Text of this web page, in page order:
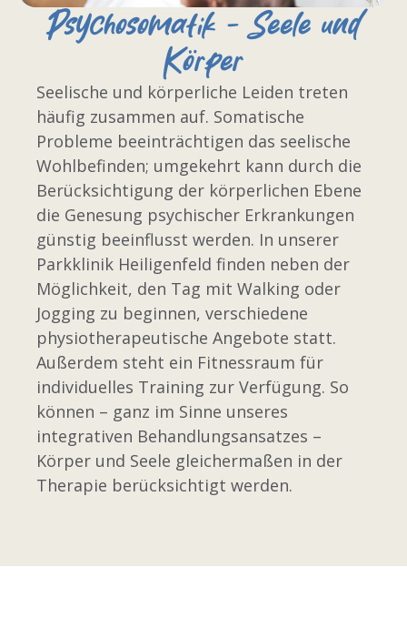
Psychosomatik - Seele und
Körper
Seelische und körperliche Leiden treten
häufig zusammen auf. Somatische
Probleme beeinträchtigen das seelische
Wohlbefinden; umgekehrt kann durch die
Berücksichtigung der körperlichen Ebene
die Genesung psychischer Erkrankungen
günstig beeinflusst werden. In unserer
Parkklinik Heiligenfeld finden neben der
Möglichkeit, den Tag mit Walking oder
Jogging zu beginnen, verschiedene
physiotherapeutische Angebote statt.
Außerdem steht ein Fitnessraum für
individuelles Training zur Verfügung. So
können – ganz im Sinne unseres
integrativen Behandlungsansatzes –
Körper und Seele gleichermaßen in der
Therapie berücksichtigt werden.